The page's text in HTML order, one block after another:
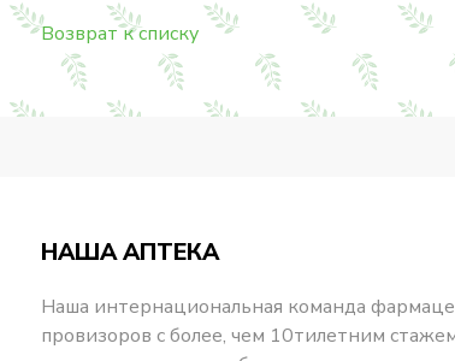
Возврат к списку
НАША АПТЕКА
Наша интернациональная команда
провизоров с более, чем 10тилетним